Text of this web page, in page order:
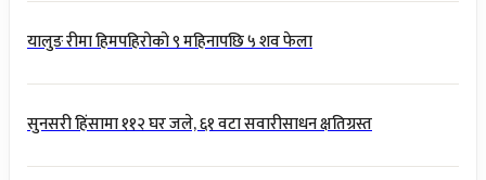
यालुङ रीमा हिमपहिरोको ९ महिनापछि ५ शव फेला
सुनसरी हिंसामा ११२ घर जले, ६१ वटा सवारीसाधन क्षतिग्रस्त